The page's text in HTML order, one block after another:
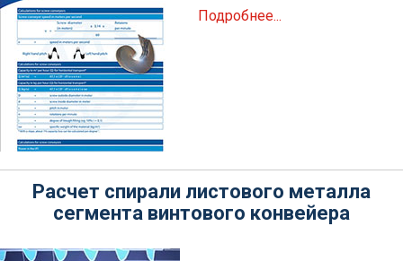
Подробнее...
Расчет спирали листового металла
сегмента винтового конвейера